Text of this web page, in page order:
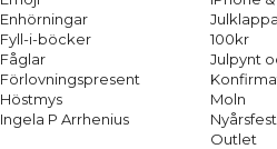
Enhörningar
Fyll-i-böcker
Fåglar
Förlovningspresent
Höstmys
Ingela P Arrhenius
100kr
Julpynt
Moln
Nyårsfest
Outlet